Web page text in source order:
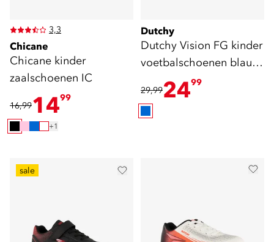
3,3
Chicane
Chicane kinder
zaalschoenen IC
16,991499
+1
Dutchy
Dutchy Vision FG kinder
voetbalschoenen blauw
29,992499
sale